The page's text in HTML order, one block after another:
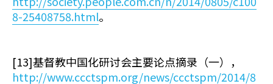
8-25408758.html。
[13]基督教中国化研讨会主要论点摘录（一），
http://www.ccctspm.org/news/ccctspm/2014/8